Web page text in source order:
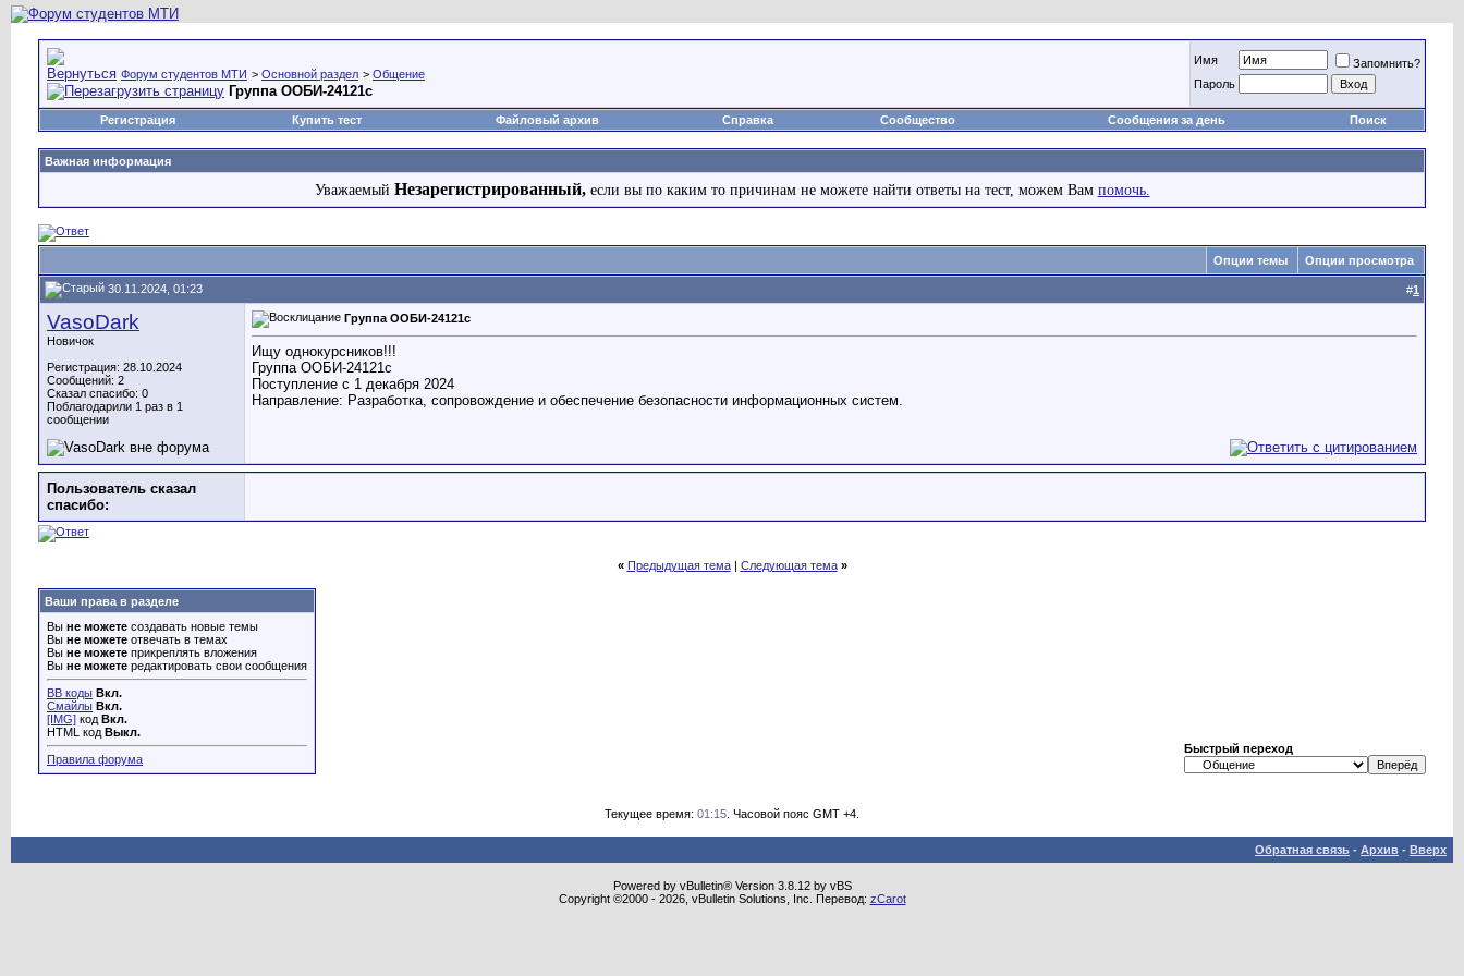
Форум студентов МТИ > Основной раздел > Общение
Группа ООБИ-24121с
Имя
Запомнить?
Пароль
Регистрация Купить тест Файловый архив Справка Сообщество Сообщения за день Поиск
Важная информация
Уважаемый Незарегистрированный, если вы по каким то причинам не можете найти ответы на тест, можем Вам помочь.
Опции темы Опции просмотра
30.11.2024, 01:23 #1
VasoDark
Новичок
Регистрация: 28.10.2024
Сообщений: 2
Сказал спасибо: 0
Поблагодарили 1 раз в 1
сообщении
Группа ООБИ-24121с
Ищу однокурсников!!!
Группа ООБИ-24121с
Поступление с 1 декабря 2024
Направление: Разработка, сопровождение и обеспечение безопасности информационных систем.
Пользователь сказал
cпасибо:
« Предыдущая тема| Следующая тема »
Ваши права в разделе
Вы не можете создавать новые темы
Вы не можете отвечать в темах
Вы не можете прикреплять вложения
Вы не можете редактировать свои сообщения
BB коды Вкл.
Смайлы Вкл.
[IMG] код Вкл.
HTML код Выкл.
Правила форума
Быстрый переход
Текущее время: 01:15 . Часовой пояс GMT +4.
Обратная связь - Архив - Вверх
Powered by vBulletin® Version 3.8.12 by vBS
Copyright ©2000 - 2026, vBulletin Solutions, Inc. Перевод: zCarot